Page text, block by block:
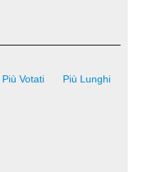
Più Votati Più Lunghi